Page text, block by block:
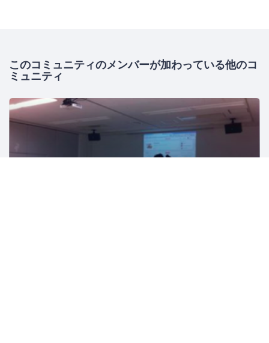
このコミュニティのメンバーが加わっている他のコ
ミュニティ